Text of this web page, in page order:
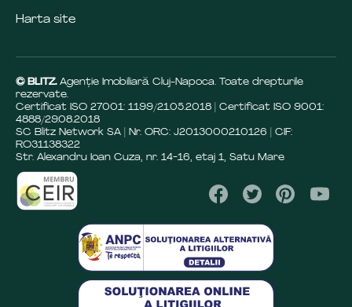
Harta site
© BLITZ. Agenție Imobiliară Cluj-Napoca. Toate drepturile
rezervate.
Certificat ISO 27001: 1199/21.05.2018 | Certificat ISO 9001:
4888/29.08.2018
SC Blitz Network SA | Nr. ORC: J2013000210126 | CIF:
RO31138322
Str. Alexandru Ioan Cuza, nr. 14-16, etaj 1, Satu Mare